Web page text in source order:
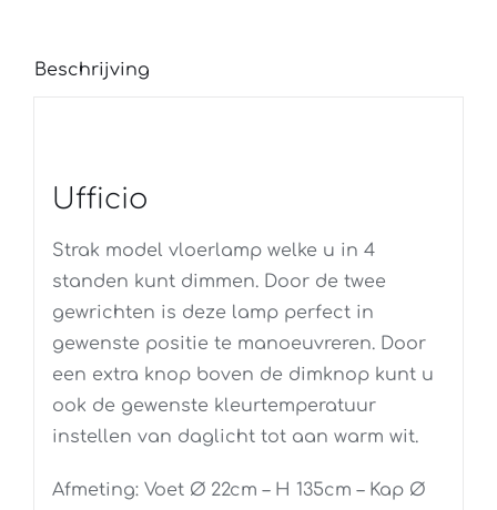
Beschrijving
Ufficio
Strak model vloerlamp welke u in 4
standen kunt dimmen. Door de twee
gewrichten is deze lamp perfect in
gewenste positie te manoeuvreren. Door
een extra knop boven de dimknop kunt u
ook de gewenste kleurtemperatuur
instellen van daglicht tot aan warm wit.
Afmeting: Voet Ø 22cm – H 135cm – Kap Ø